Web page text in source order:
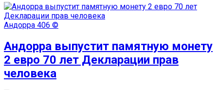
Андорра 406 ©
Андорра выпустит памятную монету
2 евро 70 лет Декларации прав
человека